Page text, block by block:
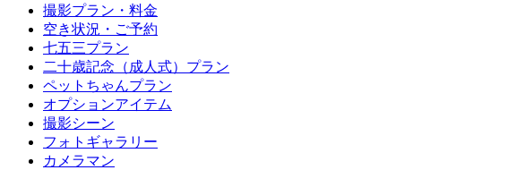
撮影プラン・料金
空き状況・ご予約
七五三プラン
二十歳記念（成人式）プラン
ペットちゃんプラン
オプションアイテム
撮影シーン
フォトギャラリー
カメラマン